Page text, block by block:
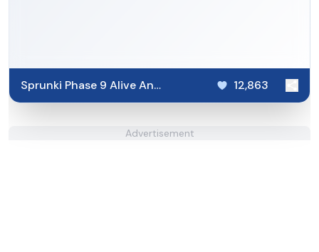
Sprunki Phase 9 Alive And
Malediction
12,863
Advertisement